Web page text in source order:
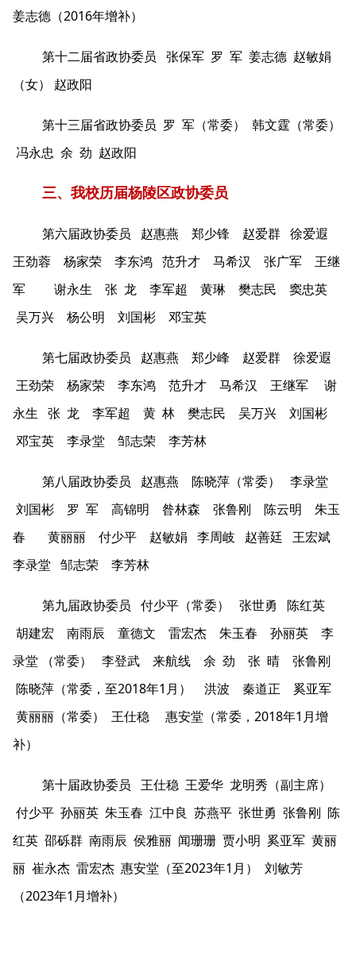
姜志德（2016年增补）
第十二届省政协委员 张保军 罗 军 姜志德 赵敏娟
（女） 赵政阳
第十三届省政协委员 罗 军（常委） 韩文霆（常委）
冯永忠 余 劲 赵政阳
三、我校历届杨陵区政协委员
第六届政协委员 赵惠燕 郑少锋 赵爱群 徐爱遐
王劲蓉 杨家荣 李东鸿 范升才 马希汉 张广军 王继
军 谢永生 张 龙 李军超 黄琳 樊志民 窦忠英
吴万兴 杨公明 刘国彬 邓宝英
第七届政协委员 赵惠燕 郑少峰 赵爱群 徐爱遐
王劲荣 杨家荣 李东鸿 范升才 马希汉 王继军 谢
永生 张 龙 李军超 黄 林 樊志民 吴万兴 刘国彬
邓宝英 李录堂 邹志荣 李芳林
第八届政协委员 赵惠燕 陈晓萍（常委） 李录堂
刘国彬 罗 军 高锦明 昝林森 张鲁刚 陈云明 朱玉
春 黄丽丽 付少平 赵敏娟 李周岐 赵善廷 王宏斌
李录堂 邹志荣 李芳林
第九届政协委员 付少平（常委） 张世勇 陈红英
胡建宏 南雨辰 童德文 雷宏杰 朱玉春 孙丽英 李
录堂 （常委） 李登武 来航线 余 劲 张 晴 张鲁刚
陈晓萍（常委，至2018年1月） 洪波 秦道正 奚亚军
黄丽丽（常委） 王仕稳 惠安堂（常委，2018年1月增
补）
第十届政协委员 王仕稳 王爱华 龙明秀（副主席）
付少平 孙丽英 朱玉春 江中良 苏燕平 张世勇 张鲁刚 陈
红英 邵砾群 南雨辰 侯雅丽 闻珊珊 贾小明 奚亚军 黄丽
丽 崔永杰 雷宏杰 惠安堂（至2023年1月） 刘敏芳
（2023年1月增补）